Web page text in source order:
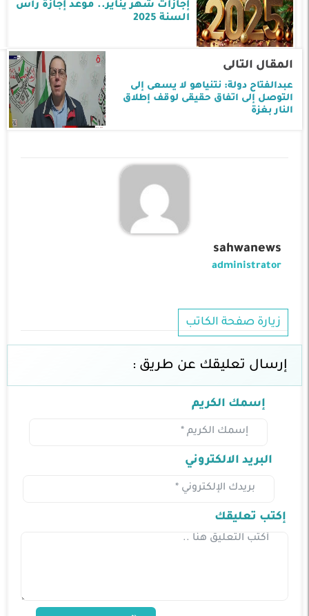
إجازات شهر يناير.. موعد إجازة رأس
السنة 2025
المقال التالى
عبدالفتاح دولة: نتنياهو لا يسعى إلى
التوصل إلى اتفاق حقيقى لوقف إطلاق
النار بغزة
sahwanews
administrator
زيارة صفحة الكاتب
إرسال تعليقك عن طريق :
إسمك الكريم
البريد الالكتروني
إكتب تعليقك